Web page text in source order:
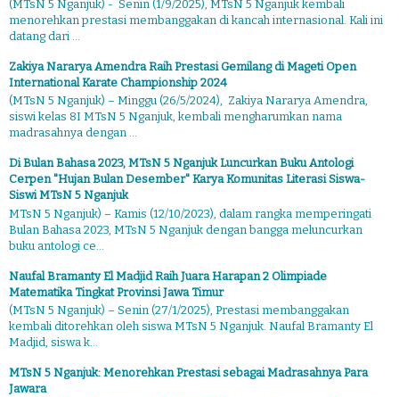
(MTsN 5 Nganjuk) - Senin (1/9/2025), MTsN 5 Nganjuk kembali
menorehkan prestasi membanggakan di kancah internasional. Kali ini
datang dari ...
Zakiya Nararya Amendra Raih Prestasi Gemilang di Mageti Open
International Karate Championship 2024
(MTsN 5 Nganjuk) – Minggu (26/5/2024), Zakiya Nararya Amendra,
siswi kelas 8I MTsN 5 Nganjuk, kembali mengharumkan nama
madrasahnya dengan ...
Di Bulan Bahasa 2023, MTsN 5 Nganjuk Luncurkan Buku Antologi
Cerpen "Hujan Bulan Desember" Karya Komunitas Literasi Siswa-
Siswi MTsN 5 Nganjuk
MTsN 5 Nganjuk) – Kamis (12/10/2023), dalam rangka memperingati
Bulan Bahasa 2023, MTsN 5 Nganjuk dengan bangga meluncurkan
buku antologi ce...
Naufal Bramanty El Madjid Raih Juara Harapan 2 Olimpiade
Matematika Tingkat Provinsi Jawa Timur
(MTsN 5 Nganjuk) – Senin (27/1/2025), Prestasi membanggakan
kembali ditorehkan oleh siswa MTsN 5 Nganjuk. Naufal Bramanty El
Madjid, siswa k...
MTsN 5 Nganjuk: Menorehkan Prestasi sebagai Madrasahnya Para
Jawara